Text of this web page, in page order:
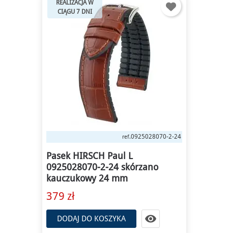
REALIZACJA W
CIĄGU 7 DNI
ref.0925028170-2-18
Pasek HIRSCH Paul M
0925028170-2-18 skórzano
kauczukowy 18 mm
379 zł
DODAJ DO KOSZYKA 